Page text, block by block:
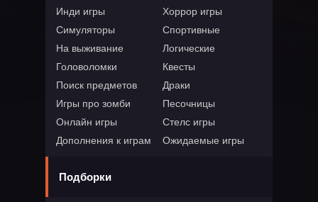
Инди игры
Хоррор игры
Симуляторы
Спортивные
На выживание
Логические
Головоломки
Квесты
Поиск предметов
Драки
Игры про зомби
Песочницы
Онлайн игры
Стелс игры
Дополнения к играм
Ожидаемые игры
Подборки